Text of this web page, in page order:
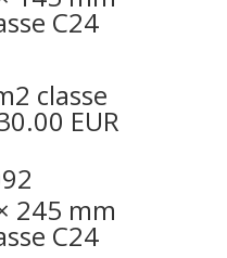
C24
classe
EUR
245 mm
C24